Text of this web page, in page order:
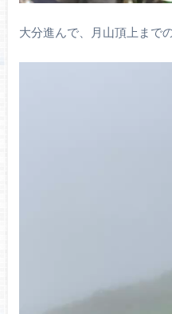
大分進んで、月山頂上まで